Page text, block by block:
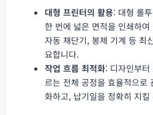
대형 프린터의 활용: 대형 롤
한 번에 넓은 면적을 인쇄하
자동 재단기, 봉제 기계 등 최
요합니다.
작업 흐름 최적화: 디자인부
르는 전체 공정을 효율적으로
화하고, 납기일을 정확히 지